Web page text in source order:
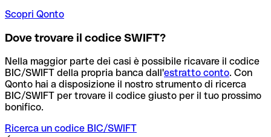
Scopri Qonto
Dove trovare il codice SWIFT?
Nella maggior parte dei casi è possibile ricavare il codice
BIC/SWIFT della propria banca dall'estratto conto. Con
Qonto hai a disposizione il nostro strumento di ricerca
BIC/SWIFT per trovare il codice giusto per il tuo prossimo
bonifico.
Ricerca un codice BIC/SWIFT